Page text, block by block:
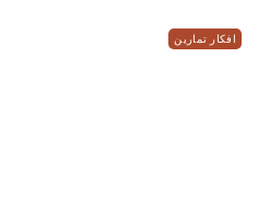
افكار تمارين